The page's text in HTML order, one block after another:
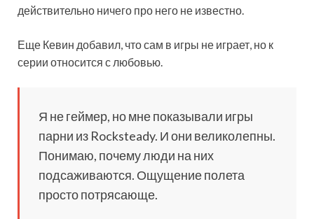
действительно ничего про него не известно.
Еще Кевин добавил, что сам в игры не играет, но к
серии относится с любовью.
Я не геймер, но мне показывали игры
парни из Rocksteady. И они великолепны.
Понимаю, почему люди на них
подсаживаются. Ощущение полета
просто потрясающе.